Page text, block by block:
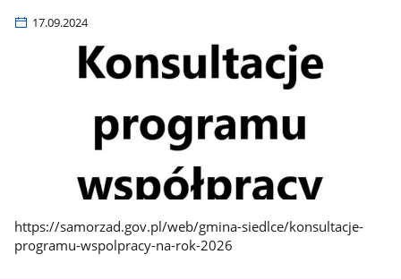
17.09.2024
https://samorzad.gov.pl/web/gmina-siedlce/konsultacje-
programu-wspolpracy-na-rok-2026